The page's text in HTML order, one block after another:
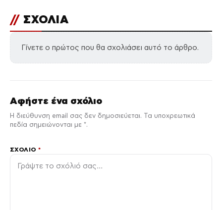
// ΣΧΟΛΙΑ
Γίνετε ο πρώτος που θα σχολιάσει αυτό το άρθρο.
Αφήστε ένα σχόλιο
Η διεύθυνση email σας δεν δημοσιεύεται. Τα υποχρεωτικά
πεδία σημειώνονται με *.
ΣΧΌΛΙΟ*